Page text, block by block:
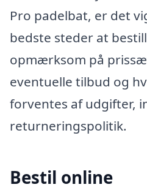
Pro padelbat, er det
bedste steder at
opmærksom på
eventuelle tilbud og
forventes af udgifter,
returneringspolitik.
Bestil online